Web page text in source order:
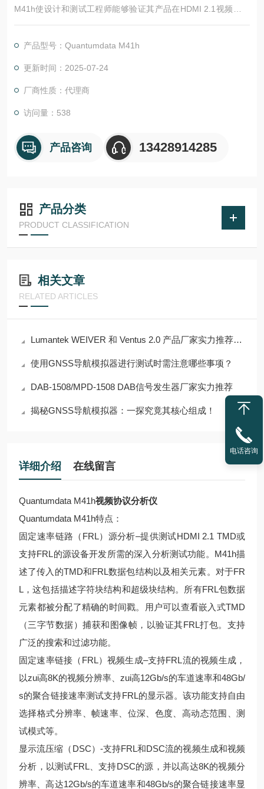
M41h使设计和测试工程师能够验证其产品在HDMI 2.1视频接口
方面的互操作性和可靠性。M41h是一种灵活的测试仪器，可以从
可以测试符合标准的情况，使开发人员能够独立进行预测试或自
检，减少产品开发周期中的延迟和成本。
产品型号：Quantumdata M41h
更新时间：2025-07-24
厂商性质：代理商
访问量：538
产品咨询 13428914285
产品分类
PRODUCT CLASSIFICATION
相关文章
RELATED ARTICLES
Lumantek WEIVER 和 Ventus 2.0 产品厂家实力推荐迪维贝科技
使用GNSS导航模拟器进行测试时需注意哪些事项？
DAB-1508/MPD-1508 DAB信号发生器厂家实力推荐
揭秘GNSS导航模拟器：一探究竟其核心组成！
详细介绍 在线留言
Quantumdata M41h视频协议分析仪
Quantumdata M41h特点：
固定速率链路（FRL）源分析–提供测试HDMI 2.1 TMD或
支持FRL的源设备开发所需的深入分析测试功能。M41h描
述了传入的TMD和FRL数据包结构以及相关元素。对于FR
L，这包括描述字符块结构和超级块结构。所有FRL包数据
元素都被分配了精确的时间戳。用户可以查看嵌入式TMD
（三字节数据）捕获和图像帧，以验证其FRL打包。支持
广泛的搜索和过滤功能。
固定速率链接（FRL）视频生成–支持FRL流的视频生成，
以zui高8K的视频分辨率、zui高12Gb/s的车道速率和48Gb/
s的聚合链接速率测试支持FRL的显示器。该功能支持自由
选择格式分辨率、帧速率、位深、色度、高动态范围、测
试模式等。
显示流压缩（DSC）-支持FRL和DSC流的视频生成和视频
分析，以测试FRL、支持DSC的源，并以高达8K的视频分
辨率、高达12Gb/s的车道速率和48Gb/s的聚合链接速率显
电话咨询